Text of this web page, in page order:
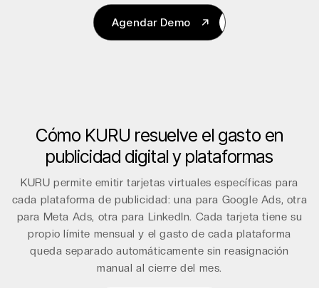
Agendar Demo
Cómo KURU resuelve el gasto en
publicidad digital y plataformas
KURU permite emitir tarjetas virtuales específicas para
cada plataforma de publicidad: una para Google Ads, otra
para Meta Ads, otra para LinkedIn. Cada tarjeta tiene su
propio límite mensual y el gasto de cada plataforma
queda separado automáticamente sin reasignación
manual al cierre del mes.